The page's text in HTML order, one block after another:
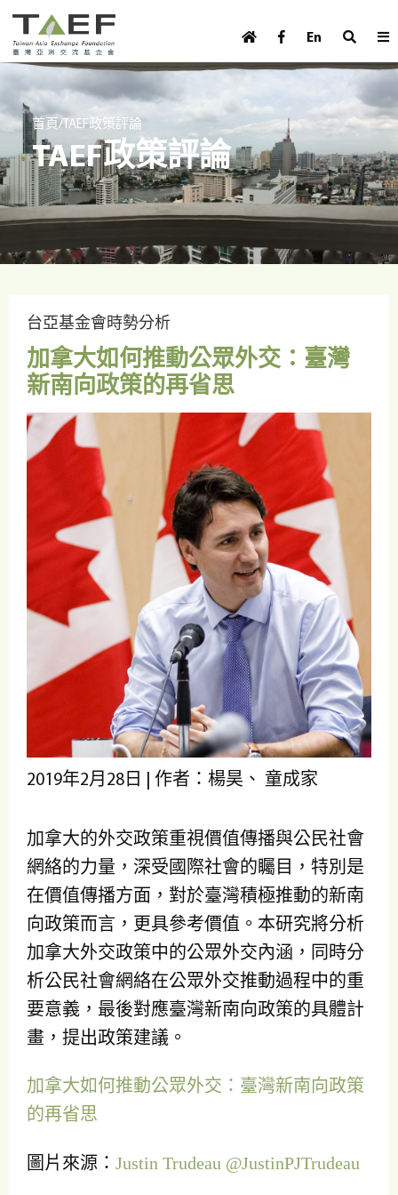
Skip to main content
TAEF
s
e
r
m
e
n
u
En
o
m
e
p
a
g
e
m
n
首頁/TAEF政策評論
TAEF政策評論
台亞基金會時勢分析
加拿大如何推動公眾外交：臺灣
新南向政策的再省思
2019年2月28日 | 作者：楊昊、 童成家
加拿大的外交政策重視價值傳播與公民社會
網絡的力量，深受國際社會的矚目，特別是
在價值傳播方面，對於臺灣積極推動的新南
向政策而言，更具參考價值。本研究將分析
加拿大外交政策中的公眾外交內涵，同時分
析公民社會網絡在公眾外交推動過程中的重
要意義，最後對應臺灣新南向政策的具體計
畫，提出政策建議。
加拿大如何推動公眾外交：臺灣新南向政策
的再省思
圖片來源： Justin Trudeau @JustinPJTrudeau